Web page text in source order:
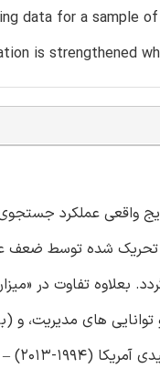
data for a sample
is strengthened
واقعی عملکرد
تحریک شده توسط ضعف
بعلاوه تفاوت در
های مدیریت، و
ارزش های شرکت را شکل